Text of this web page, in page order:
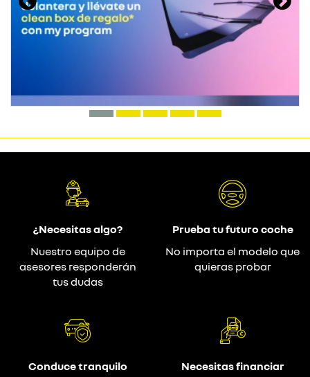
¿Necesitas algo?
Nuestro equipo de
asesores responderán
tus dudas
Prueba tu futuro coche
No importa el modelo que
quieras probar
Conduce tranquilo
Necesitas financiar